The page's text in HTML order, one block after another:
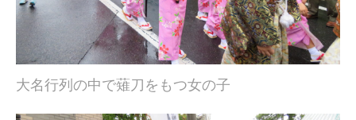
大名行列の中で薙刀をもつ女の子